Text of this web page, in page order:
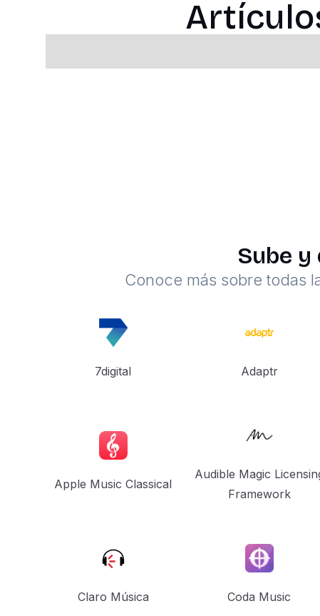
Sube
Conoce más sobre todas
7digital Adaptr
Apple Music Classical
Audible Magic
Framework
Claro Música Coda Music